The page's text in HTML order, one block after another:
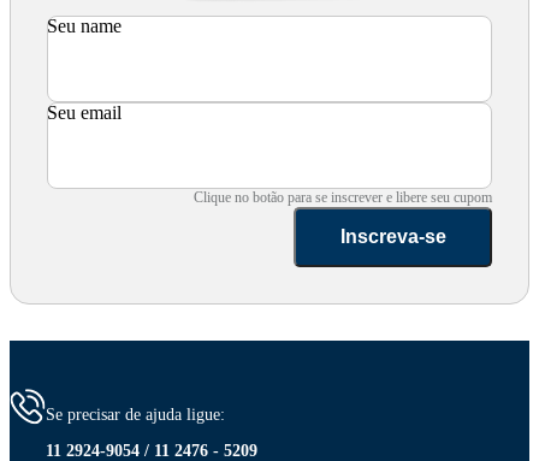
Seu name
Seu email
Clique no botão para se inscrever e libere seu cupom
Inscreva-se
Se precisar de ajuda ligue:
11 2924-9054 / 11 2476 - 5209